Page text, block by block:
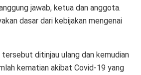
jawab, ketua dan anggota.
dasar dari kebijakan mengenai
tersebut ditinjau ulang dan kemudian
kematian akibat Covid-19 yang